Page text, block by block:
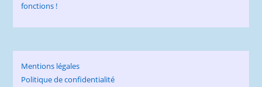
Mentions légales
Politique de confidentialité